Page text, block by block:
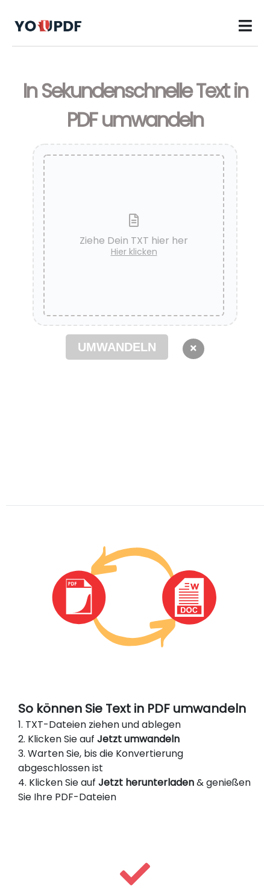
In Sekundenschnelle Text in
PDF umwandeln
Ziehe Dein TXT hier her
Hier klicken
UMWANDELN
So können Sie Text in PDF umwandeln
1. TXT-Dateien ziehen und ablegen
2. Klicken Sie auf Jetzt umwandeln
3. Warten Sie, bis die Konvertierung
abgeschlossen ist
4. Klicken Sie auf Jetzt herunterladen& genießen
Sie Ihre PDF-Dateien